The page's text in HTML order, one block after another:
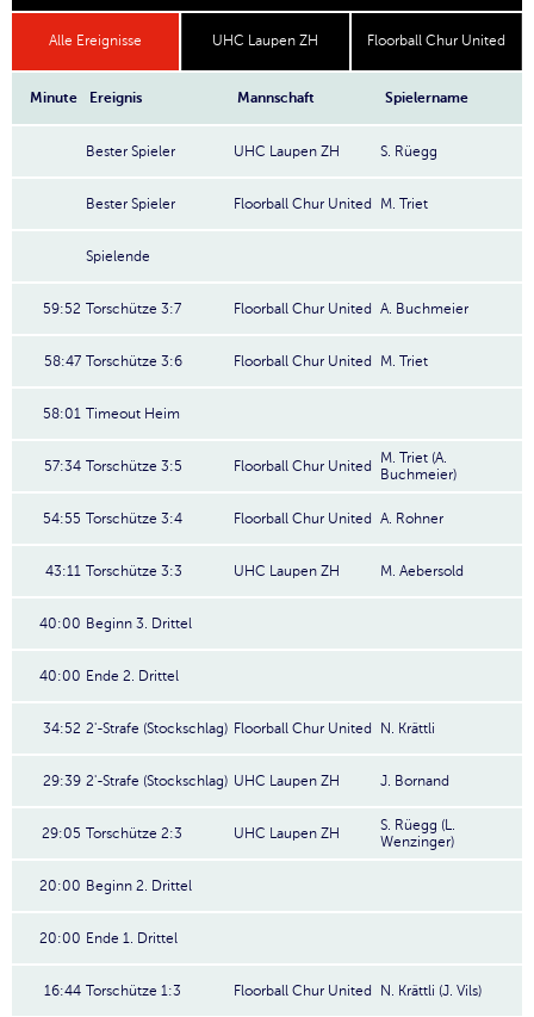
Alle Ereignisse UHC Laupen ZH Floorball Chur United
Minute Ereignis Mannschaft Spielername
Bester Spieler UHC Laupen ZH S. Rüegg
Bester Spieler Floorball Chur United M. Triet
Spielende
59:52 Torschütze 3:7 Floorball Chur United A. Buchmeier
58:47 Torschütze 3:6 Floorball Chur United M. Triet
58:01 Timeout Heim
57:34 Torschütze 3:5 Floorball Chur United
M. Triet (A.
Buchmeier)
54:55 Torschütze 3:4 Floorball Chur United A. Rohner
43:11 Torschütze 3:3 UHC Laupen ZH M. Aebersold
40:00 Beginn 3. Drittel
40:00 Ende 2. Drittel
34:52 2'-Strafe (Stockschlag) Floorball Chur United N. Krättli
29:39 2'-Strafe (Stockschlag) UHC Laupen ZH J. Bornand
29:05 Torschütze 2:3 UHC Laupen ZH
S. Rüegg (L.
Wenzinger)
20:00 Beginn 2. Drittel
20:00 Ende 1. Drittel
16:44 Torschütze 1:3 Floorball Chur United N. Krättli (J. Vils)